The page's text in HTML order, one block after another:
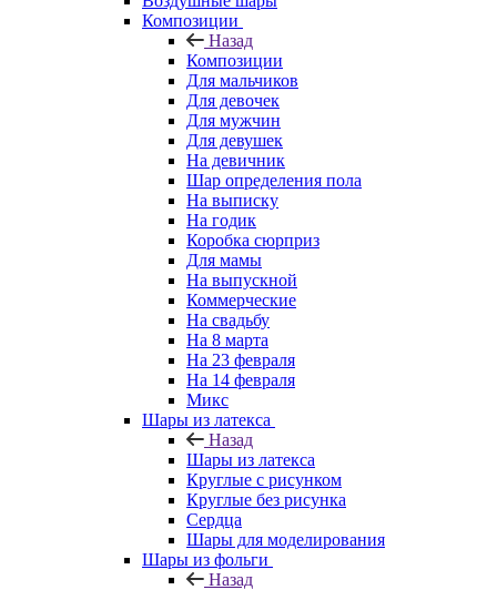
Композиции
Назад
Композиции
Для мальчиков
Для девочек
Для мужчин
Для девушек
На девичник
Шар определения пола
На выписку
На годик
Коробка сюрприз
Для мамы
На выпускной
Коммерческие
На свадьбу
На 8 марта
На 23 февраля
На 14 февраля
Микс
Шары из латекса
Назад
Шары из латекса
Круглые с рисунком
Круглые без рисунка
Сердца
Шары для моделирования
Шары из фольги
Назад